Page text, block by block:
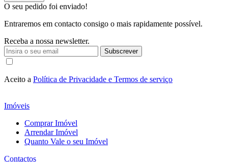
O seu pedido foi enviado!
Entraremos em contacto consigo o mais rapidamente possível.
Receba a nossa newsletter.
Subscrever
Aceito a Política de Privacidade e Termos de serviço
Imóveis
Comprar Imóvel
Arrendar Imóvel
Quanto Vale o seu Imóvel
Contactos